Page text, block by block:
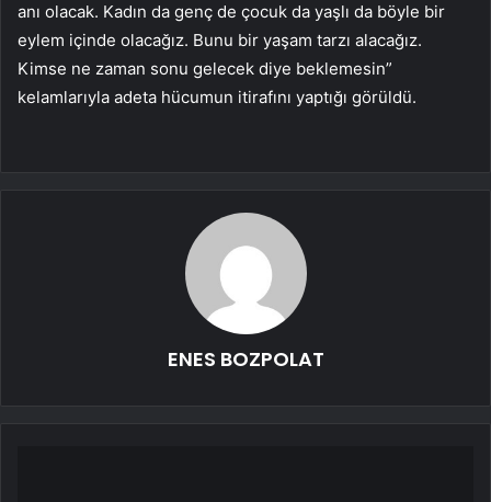
anı olacak. Kadın da genç de çocuk da yaşlı da böyle bir
eylem içinde olacağız. Bunu bir yaşam tarzı alacağız.
Kimse ne zaman sonu gelecek diye beklemesin”
kelamlarıyla adeta hücumun itirafını yaptığı görüldü.
ENES BOZPOLAT